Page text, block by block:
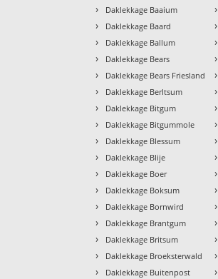
› Daklekkage Baaium
› Daklekkage Baard
› Daklekkage Ballum
› Daklekkage Bears
› Daklekkage Bears Friesland
› Daklekkage Berltsum
› Daklekkage Bitgum
› Daklekkage Bitgummole
› Daklekkage Blessum
› Daklekkage Blije
› Daklekkage Boer
› Daklekkage Boksum
› Daklekkage Bornwird
› Daklekkage Brantgum
› Daklekkage Britsum
› Daklekkage Broeksterwald
› Daklekkage Buitenpost
›
›
›
›
›
›
›
›
›
›
›
›
›
›
›
›
›